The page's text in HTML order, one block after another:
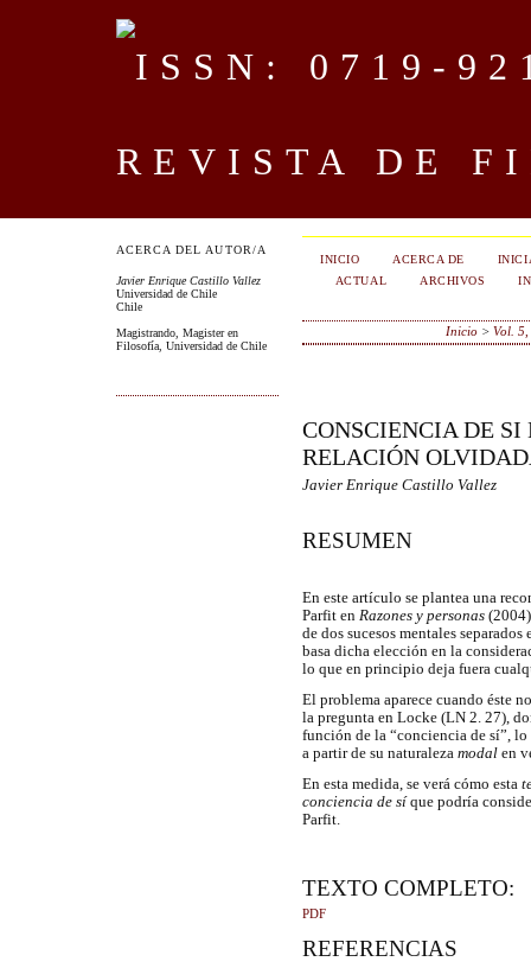
REVISTA DE
ACERCA DEL AUTOR/A
Javier Enrique Castillo Vallez
Universidad de Chile
Chile
Magistrando, Magister en
Filosofía, Universidad de Chile
INICIO ACERCA DE
ACTUAL
ARCHIVOS
Inicio> Vol.
CONSCIENCIA DE
RELACIÓN
Javier Enrique Castillo Vallez
RESUMEN
En este artículo se plantea una
Parfit en Razones y personas
de dos sucesos mentales
basa dicha elección en la
lo que en principio deja fuera
El problema aparece cuando éste
la pregunta en Locke (LN 2. 27),
función de la “conciencia de sí”,
a partir de su naturaleza modalen
En esta medida, se verá cómo esta
conciencia de síque podría
Parfit.
TEXTO COMPLETO:
PDF
REFERENCIAS